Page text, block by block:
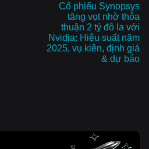
Cổ phiếu Synopsys
tăng vọt nhờ thỏa
thuận 2 tỷ đô la với
Nvidia: Hiệu suất năm
2025, vụ kiện, định giá
& dự báo